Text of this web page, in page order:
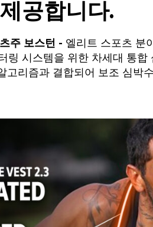
공합니다.
주 보스턴 - 엘리트 스포츠 분
시스템을 위한 차세대 통합
고리즘과 결합되어 보조 심박